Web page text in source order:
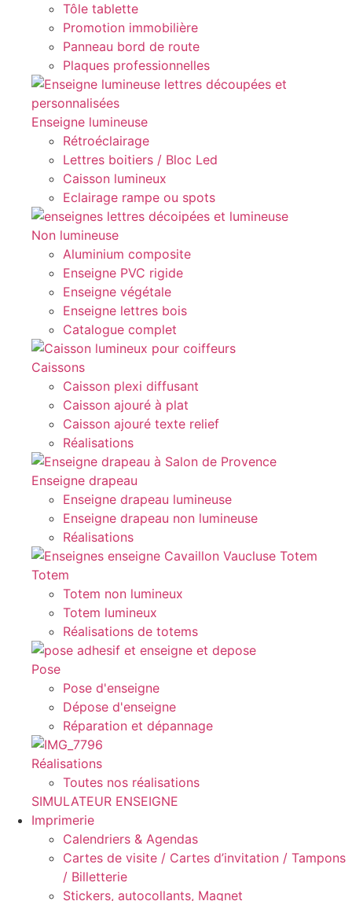
Tôle tablette
Promotion immobilière
Panneau bord de route
Plaques professionnelles
Enseigne lumineuse
Rétroéclairage
Lettres boitiers / Bloc Led
Caisson lumineux
Eclairage rampe ou spots
Non lumineuse
Aluminium composite
Enseigne PVC rigide
Enseigne végétale
Enseigne lettres bois
Catalogue complet
Caissons
Caisson plexi diffusant
Caisson ajouré à plat
Caisson ajouré texte relief
Réalisations
Enseigne drapeau
Enseigne drapeau lumineuse
Enseigne drapeau non lumineuse
Réalisations
Totem
Totem non lumineux
Totem lumineux
Réalisations de totems
Pose
Pose d'enseigne
Dépose d'enseigne
Réparation et dépannage
Réalisations
Toutes nos réalisations
SIMULATEUR ENSEIGNE
Imprimerie
Calendriers & Agendas
Cartes de visite / Cartes d’invitation / Tampons
/ Billetterie
Stickers, autocollants, Magnet